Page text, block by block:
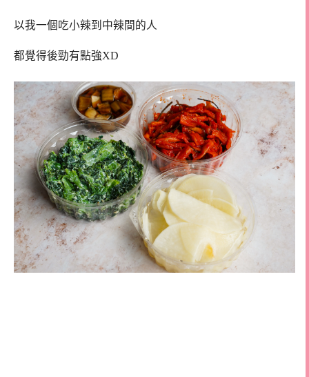
以我一個吃小辣到中辣間的人
都覺得後勁有點強XD